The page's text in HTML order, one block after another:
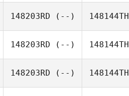
148203RD (--) 148144TH
148203RD (--) 148144TH
148203RD (--) 148144TH